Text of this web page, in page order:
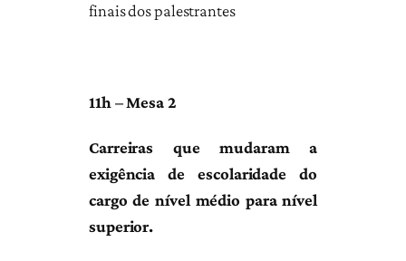
finais dos palestrantes
11h – Mesa 2
Carreiras que mudaram a
exigência de escolaridade do
cargo de nível médio para nível
superior.